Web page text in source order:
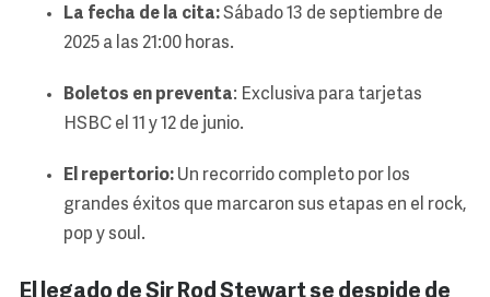
La fecha de la cita:Sábado 13 de septiembre de
2025 a las 21:00 horas.
Boletos en preventa: Exclusiva para tarjetas
HSBC el 11 y 12 de junio.
El repertorio: Un recorrido completo por los
grandes éxitos que marcaron sus etapas en el rock,
pop y soul.